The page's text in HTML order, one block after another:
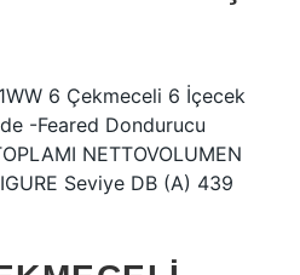
6 Çekmeceli 6 İçecek
-Feared Dondurucu
NETTOVOLUMEN
Seviye DB (A) 439